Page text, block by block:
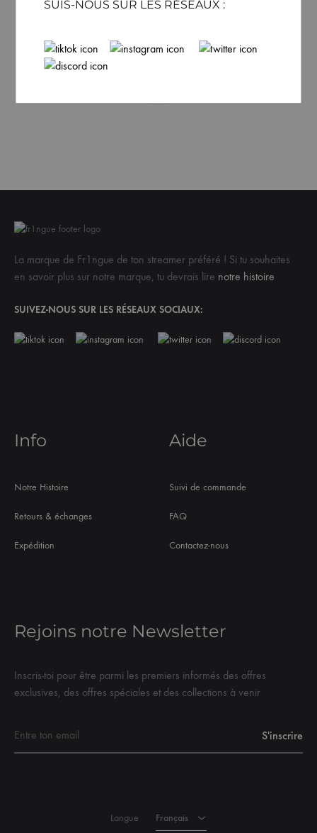
La marque de Fr1ngue de ton streamer préféré ! Si tu souhaites
en savoir plus sur notre marque, tu devrais lire notre histoire
SUIVEZ-NOUS SUR LES RÉSEAUX SOCIAUX:
Info
Notre Histoire
Retours & échanges
Expédition
Aide
Suivi de commande
FAQ
Contactez-nous
Rejoins notre Newsletter
Inscris-toi pour être parmi les premiers informés des offres
exclusives, des offres spéciales et des collections à venir
Langue Français
SUIS-NOUS SUR LES RÉSEAUX :